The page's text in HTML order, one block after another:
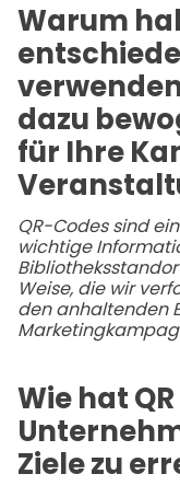
Warum
dazu
für Ihre
QR-Codes sind
wichtige
Weise, die wir
den anhaltenden
Wie hat
Ziele zu